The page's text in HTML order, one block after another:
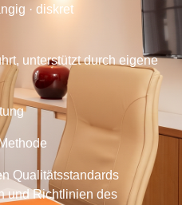
· diskret
unterstützt durch eigene
Qualitätsstandards
und Richtlinien des